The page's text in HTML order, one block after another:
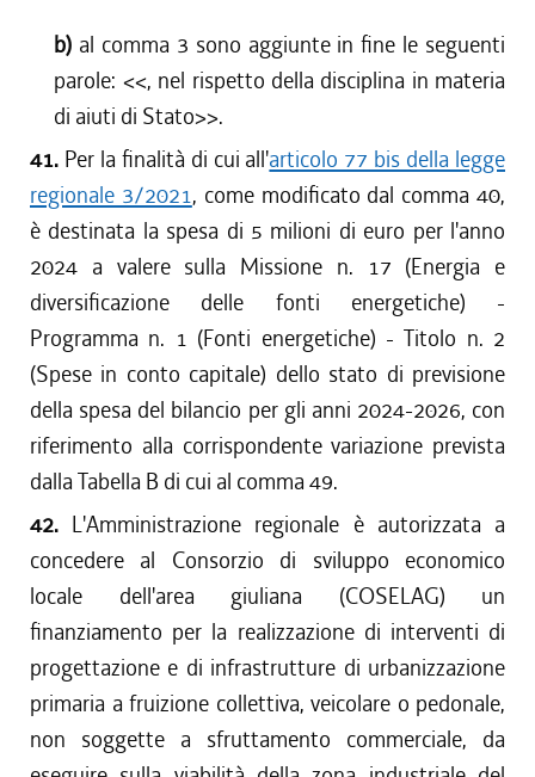
b) al comma 3 sono aggiunte in fine le seguenti
parole: <<, nel rispetto della disciplina in materia
di aiuti di Stato>>.
41. Per la finalità di cui all'articolo 77 bis della legge
regionale 3/2021, come modificato dal comma 40,
è destinata la spesa di 5 milioni di euro per l'anno
2024 a valere sulla Missione n. 17 (Energia e
diversificazione delle fonti energetiche) -
Programma n. 1 (Fonti energetiche) - Titolo n. 2
(Spese in conto capitale) dello stato di previsione
della spesa del bilancio per gli anni 2024-2026, con
riferimento alla corrispondente variazione prevista
dalla Tabella B di cui al comma 49.
42. L'Amministrazione regionale è autorizzata a
concedere al Consorzio di sviluppo economico
locale dell'area giuliana (COSELAG) un
finanziamento per la realizzazione di interventi di
progettazione e di infrastrutture di urbanizzazione
primaria a fruizione collettiva, veicolare o pedonale,
non soggette a sfruttamento commerciale, da